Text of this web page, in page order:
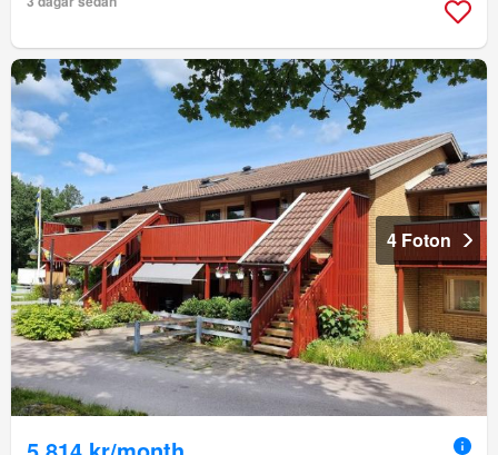
4 Foton